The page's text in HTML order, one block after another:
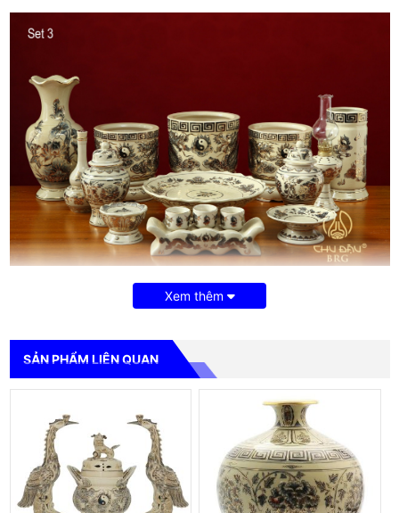
Bộ đồ thờ vẽ vàng kimđược các nghệ nhân làng gốm Chu Đậu
áp dụng kĩ năng chế tác điêu luyện đã được đúc kết từ ngàn
tinh tế đến từng chi tiết.
Tổng thể bộ đồ thờ gốm Chu Đậu vẽ vàng kim sẽ mang đến cho
Danh sách sản phẩm trong bộ đồ thờ bao gồm:
STT Tên sản phẩm Đơn giá
Số
lượng
Tổng tiền
Xem thêm
SẢN PHẨM LIÊN QUAN